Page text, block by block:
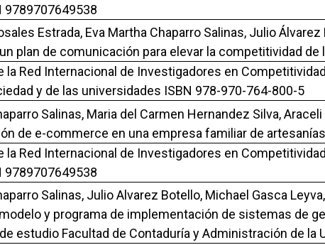
9789707649538
Estrada, Eva Martha Chaparro Salinas, Julio Álvarez
plan de comunicación para elevar la competitividad
la Red Internacional de Investigadores en
y de las universidades ISBN 978-970-764-800-5
Salinas, Maria del Carmen Hernandez Silva,
de e-commerce en una empresa familiar de
la Red Internacional de Investigadores en
9789707649538
Salinas, Julio Alvarez Botello, Michael Gasca Leyva,
y programa de implementación de sistemas de
estudio Facultad de Contaduría y Administración de la